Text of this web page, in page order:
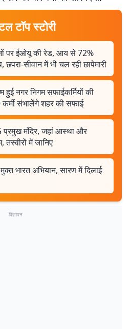
टॉप स्टोरी
पर ईओयू की रेड, आय से 72%
सीवान में भी चल रही छापेमारी
हुई नगर निगम सफाईकर्मियों की
संभालेंगे शहर की सफाई
मंदिर, जहां आस्था और
में जानिए
भारत अभियान, सारण में दिलाई
विज्ञापन